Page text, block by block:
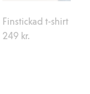
Finstickad t-shirt
249 kr.